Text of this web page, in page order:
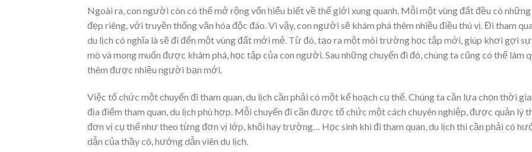
Ngoài ra, con người còn có thể mở rộng vốn hiểu biết về thế giới xung quanh. Mỗi một vùng đất đều có
đẹp riêng, với truyền thống văn hóa độc đáo. Vì vậy, con người sẽ khám phá thêm nhiều điều thú vị. Đi tham
du lịch có nghĩa là sẽ đi đến một vùng đất mới mẻ. Từ đó, tạo ra một môi trường học tập mới, giúp khơi gợi
mò và mong muốn được khám phá, học tập của con người. Sau những chuyến đi đó, chúng ta cũng có thể làm
thêm được nhiều người bạn mới.
Việc tổ chức một chuyến đi tham quan, du lịch cần phải có một kế hoạch cụ thể. Chúng ta cần lựa chọn thời
địa điểm tham quan, du lịch phù hợp. Mỗi chuyến đi cần được tổ chức một cách chuyên nghiệp, được quản lý
đơn vị cụ thể như theo từng đơn vị lớp, khối hay trường… Học sinh khi đi tham quan, du lịch thì cần phải có
dẫn của thầy cô, hướng dẫn viên du lịch.